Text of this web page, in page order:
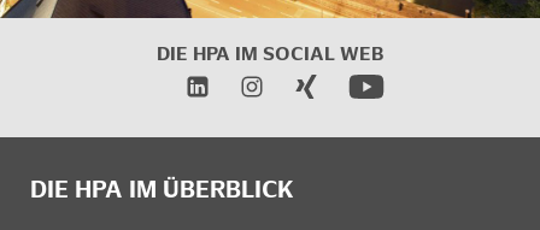
DIE HPA IM SOCIAL WEB
DIE HPA IM ÜBERBLICK